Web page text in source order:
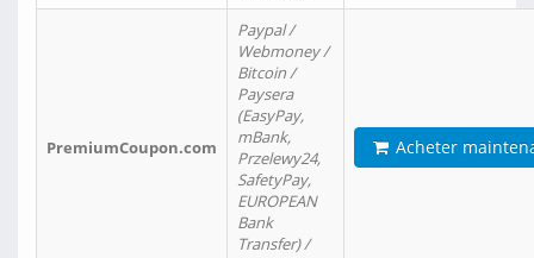
PremiumCoupon.com
Paypal /
Webmoney /
Bitcoin /
Paysera
(EasyPay,
mBank,
Przelewy24,
SafetyPay,
EUROPEAN
Bank
Transfer) /
Acheter